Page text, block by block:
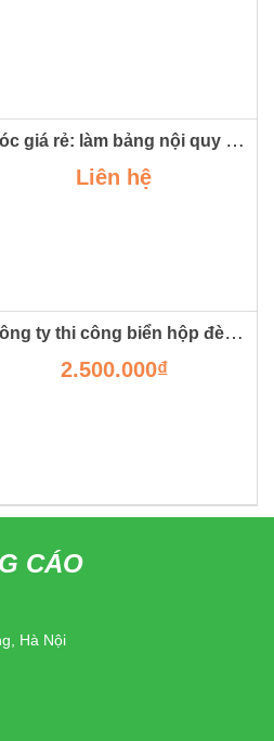
Góc giá rẻ: làm bảng nội quy công ty bằng mica tại hà nội
Liên hệ
Công ty thi công biển hộp đèn mica trong siêu thị tại hà nội
2.500.000₫